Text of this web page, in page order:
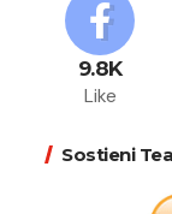
9.8K
Like
Sostieni